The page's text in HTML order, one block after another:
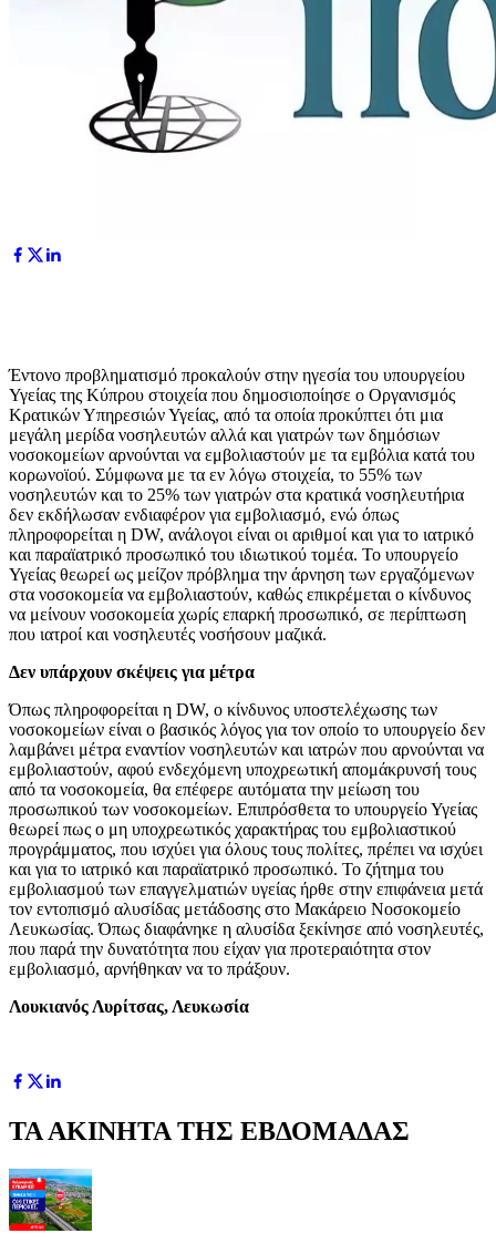
Έντονο προβληματισμό προκαλούν στην ηγεσία του υπουργείου
Υγείας της Κύπρου στοιχεία που δημοσιοποίησε ο Οργανισμός
Κρατικών Υπηρεσιών Υγείας, από τα οποία προκύπτει ότι μια
μεγάλη μερίδα νοσηλευτών αλλά και γιατρών των δημόσιων
νοσοκομείων αρνούνται να εμβολιαστούν με τα εμβόλια κατά του
κορωνοϊού. Σύμφωνα με τα εν λόγω στοιχεία, το 55% των
νοσηλευτών και το 25% των γιατρών στα κρατικά νοσηλευτήρια
δεν εκδήλωσαν ενδιαφέρον για εμβολιασμό, ενώ όπως
πληροφορείται η DW, ανάλογοι είναι οι αριθμοί και για το ιατρικό
και παραϊατρικό προσωπικό του ιδιωτικού τομέα. Το υπουργείο
Υγείας θεωρεί ως μείζον πρόβλημα την άρνηση των εργαζόμενων
στα νοσοκομεία να εμβολιαστούν, καθώς επικρέμεται ο κίνδυνος
να μείνουν νοσοκομεία χωρίς επαρκή προσωπικό, σε περίπτωση
που ιατροί και νοσηλευτές νοσήσουν μαζικά.
Δεν υπάρχουν σκέψεις για μέτρα
Όπως πληροφορείται η DW, ο κίνδυνος υποστελέχωσης των
νοσοκομείων είναι ο βασικός λόγος για τον οποίο το υπουργείο δεν
λαμβάνει μέτρα εναντίον νοσηλευτών και ιατρών που αρνούνται να
εμβολιαστούν, αφού ενδεχόμενη υποχρεωτική απομάκρυνσή τους
από τα νοσοκομεία, θα επέφερε αυτόματα την μείωση του
προσωπικού των νοσοκομείων. Επιπρόσθετα το υπουργείο Υγείας
θεωρεί πως o μη υποχρεωτικός χαρακτήρας του εμβολιαστικού
προγράμματος, που ισχύει για όλους τους πολίτες, πρέπει να ισχύει
και για το ιατρικό και παραϊατρικό προσωπικό. Το ζήτημα του
εμβολιασμού των επαγγελματιών υγείας ήρθε στην επιφάνεια μετά
τον εντοπισμό αλυσίδας μετάδοσης στο Μακάρειο Νοσοκομείο
Λευκωσίας. Όπως διαφάνηκε η αλυσίδα ξεκίνησε από νοσηλευτές,
που παρά την δυνατότητα που είχαν για προτεραιότητα στον
εμβολιασμό, αρνήθηκαν να το πράξουν.
Λουκιανός Λυρίτσας, Λευκωσία
ΤΑ ΑΚΙΝΗΤΑ ΤΗΣ ΕΒΔΟΜΑΔΑΣ